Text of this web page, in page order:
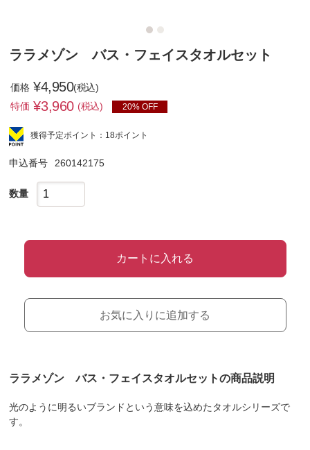
ララメゾン バス・フェイスタオルセット
価格 ¥4,950(税込)
特価 ¥3,960 (税込) 20% OFF
獲得予定ポイント：18ポイント
申込番号 260142175
数量
カートに入れる
お気に入りに追加する
ララメゾン バス・フェイスタオルセットの商品説明
光のように明るいブランドという意味を込めたタオルシリーズで
す。